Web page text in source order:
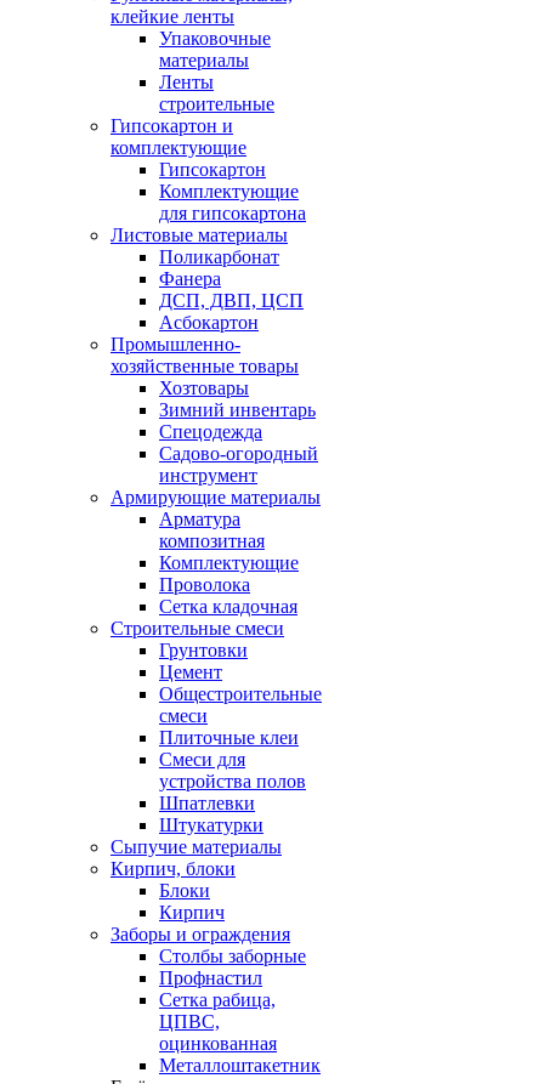
клейкие ленты
Упаковочные
материалы
Ленты
строительные
Гипсокартон и
комплектующие
Гипсокартон
Комплектующие
для гипсокартона
Листовые материалы
Поликарбонат
Фанера
ДСП, ДВП, ЦСП
Асбокартон
Промышленно-
хозяйственные товары
Хозтовары
Зимний инвентарь
Спецодежда
Садово-огородный
инструмент
Армирующие материалы
Арматура
композитная
Комплектующие
Проволока
Сетка кладочная
Строительные смеси
Грунтовки
Цемент
Общестроительные
смеси
Плиточные клеи
Смеси для
устройства полов
Шпатлевки
Штукатурки
Сыпучие материалы
Кирпич, блоки
Блоки
Кирпич
Заборы и ограждения
Столбы заборные
Профнастил
Сетка рабица,
ЦПВС,
оцинкованная
Металлоштакетник